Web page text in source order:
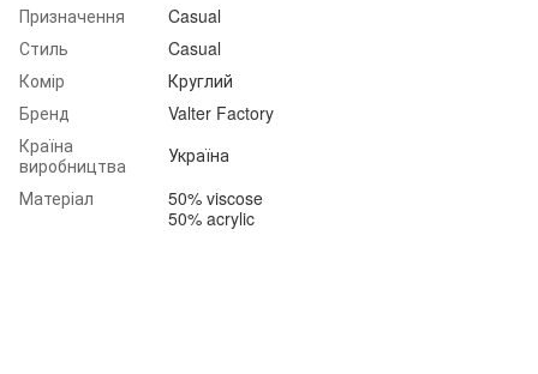
Призначення
Casual
Стиль
Casual
Комір
Круглий
Бренд
Valter Factory
Країна
виробництва
Україна
Матеріал
50% viscose
50% acrylic